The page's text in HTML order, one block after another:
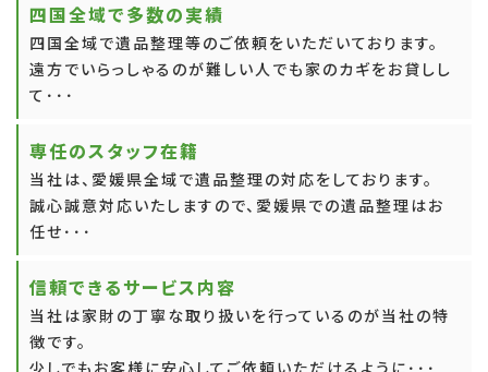
四国全域で多数の実績
四国全域で遺品整理等のご依頼をいただいております。
遠方でいらっしゃるのが難しい人でも家のカギをお貸しし
て･･･
専任のスタッフ在籍
当社は、愛媛県全域で遺品整理の対応をしております。
誠心誠意対応いたしますので、愛媛県での遺品整理はお
任せ･･･
信頼できるサービス内容
当社は家財の丁寧な取り扱いを行っているのが当社の特
徴です。
少しでもお客様に安心してご依頼いただけるように･･･